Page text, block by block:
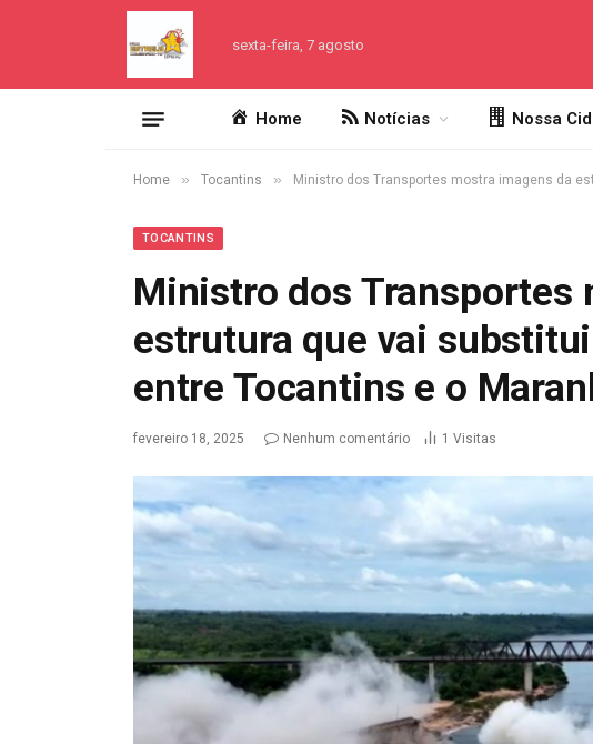
sexta-feira, 7 agosto
Home Notícias Nossa
Home » Tocantins » Ministro dos Transportes mostra imagens da
TOCANTINS
Ministro dos Transportes
estrutura que vai
entre Tocantins e o
fevereiro 18, 2025 Nenhum comentário 1 Visitas